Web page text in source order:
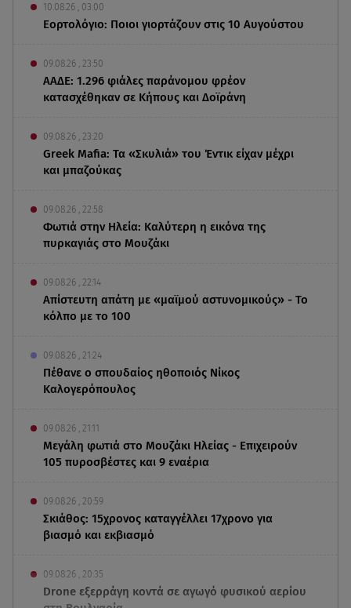
10.08.26 , 03:00
Εορτολόγιο: Ποιοι γιορτάζουν στις 10 Αυγούστου
09.08.26 , 23:50
ΑΑΔΕ: 1.296 φιάλες παράνομου φρέον
κατασχέθηκαν σε Κήπους και Δοϊράνη
09.08.26 , 23:20
Greek Mafia: Τα «Σκυλιά» του Έντικ είχαν μέχρι
και μπαζούκας
09.08.26 , 22:58
Φωτιά στην Ηλεία: Καλύτερη η εικόνα της
πυρκαγιάς στο Μουζάκι
09.08.26 , 22:14
Απίστευτη απάτη με «μαϊμού αστυνομικούς» - Το
κόλπο με το 100
09.08.26 , 21:24
Πέθανε ο σπουδαίος ηθοποιός Νίκος
Καλογερόπουλος
09.08.26 , 21:11
Μεγάλη φωτιά στο Μουζάκι Ηλείας - Επιχειρούν
105 πυροσβέστες και 9 εναέρια
09.08.26 , 20:59
Σκιάθος: 15χρονος καταγγέλλει 17χρονο για
βιασμό και εκβιασμό
09.08.26 , 20:35
Drone εξερράγη κοντά σε αγωγό φυσικού αερίου